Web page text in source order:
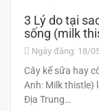
3 Lý do tại
sống (milk
Ngày đăng: 18/
Cây kế sữa hay
Anh: Milk thistle)
Ðịa Trung…